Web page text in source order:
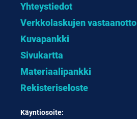
Yhteystiedot
Verkkolaskujen vastaanotto
Kuvapankki
Sivukartta
Materiaalipankki
Rekisteriseloste
Käyntiosoite: